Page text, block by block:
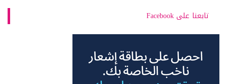
تابعنا على Facebook